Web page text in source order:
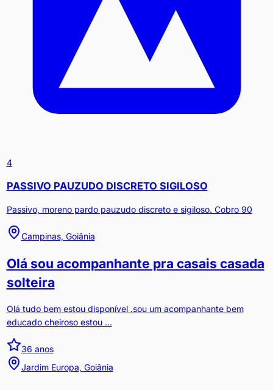
4
PASSIVO PAUZUDO DISCRETO SIGILOSO
Passivo, moreno pardo pauzudo discreto e sigiloso. Cobro 90
Campinas, Goiânia
Olá sou acompanhante pra casais casada
solteira
Olá tudo bem estou disponível .sou um acompanhante bem
educado cheiroso estou ...
36 anos
Jardim Europa, Goiânia